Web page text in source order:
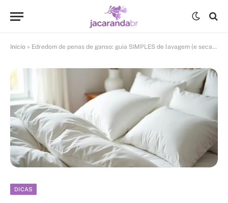
Início » Edredom de penas de ganso: guia SIMPLES de lavagem (e secagem!)
DICAS